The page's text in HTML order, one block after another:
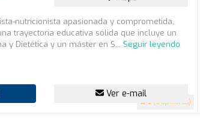
5 (6 opiniones)
nutricionista apasionada y comprometida,
trayectoria educativa sólida que incluye un
y Dietética y un máster en S... Seguir leyendo
Ver e-mail